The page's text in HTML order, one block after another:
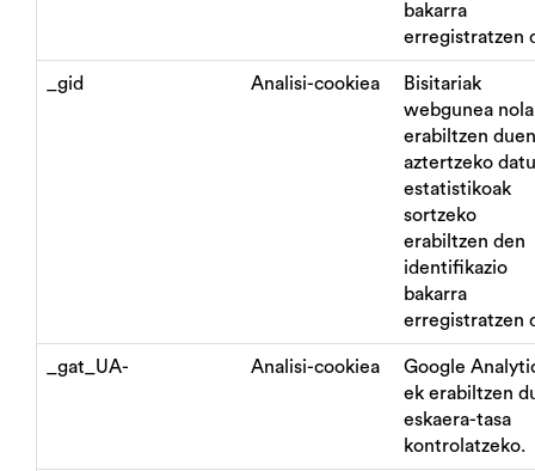
bakarra
erregistratzen
_gid Analisi-cookiea
Bisitariak
webgunea nola
erabiltzen duen
aztertzeko datu
estatistikoak
sortzeko
erabiltzen den
identifikazio
bakarra
erregistratzen
_gat_UA- Analisi-cookiea
Google
ek erabiltzen
eskaera-tasa
kontrolatzeko.